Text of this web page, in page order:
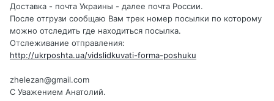
Доставка - почта Украины - далее почта России.
После отгрузи сообщаю Вам трек номер посылки по которому
можно отследить где находиться посылка.
Отслеживание отправления:
http://ukrposhta.ua/vidslidkuvati-forma-poshuku
zhelezan@gmail.com
С Уважением Анатолий.